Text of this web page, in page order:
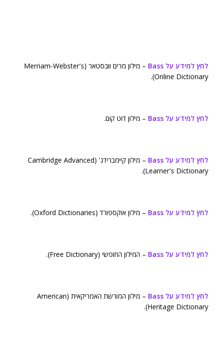
לחץ למידע על Bass
– מילון מרים וובסטאר (Merriam-Webster's
Online Dictionary).
לחץ למידע על Bass – מילון דוט קום.
לחץ למידע על Bass
– מילון קיימברידג' (Cambridge Advanced
Learner's Dictionary).
לחץ למידע על Bass – מילון אוקספורד (Oxford Dictionaries).
לחץ למידע על Bass – המילון החופשי (Free Dictionary).
לחץ למידע על Bass
– מילון המורשת האמריקאית (American
Heritage Dictionary).